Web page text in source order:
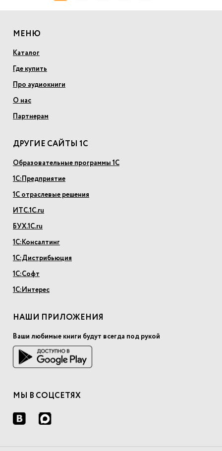
МЕНЮ
Каталог
Где купить
Про аудиокниги
О нас
Партнерам
ДРУГИЕ САЙТЫ 1С
Образовательные программы 1С
1С:Предприятие
1С отраслевые решения
ИТС.1С.ru
БУХ.1С.ru
1С:Консалтинг
1С:Дистрибьюция
1С:Софт
1С:Интерес
НАШИ ПРИЛОЖЕНИЯ
Ваши любимые книги будут всегда под рукой
МЫ В СОЦСЕТЯХ